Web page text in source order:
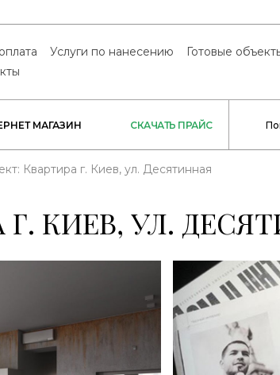
Услуги по нанесению Готовые
МАГАЗИН СКАЧАТЬ ПРАЙС
Квартира г. Киев, ул. Десятинная
КИЕВ, УЛ.